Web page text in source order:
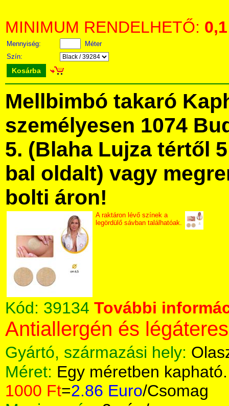
MINIMUM RENDELHETŐ: 0,1
Mennyiség:
Méter
Szín:
Kosárba
Mellbimbó takaró
személyesen 1074
5. (Blaha Lujza tértől
bal oldalt) vagy
bolti áron!
A raktáron lévő színek a
legördülő sávban találhatóak.
Kód: 39134 További
Antiallergén és
Gyártó, származási hely:
Méret: Egy méretben kapható.
1000 Ft=2.86 Euro/Csomag